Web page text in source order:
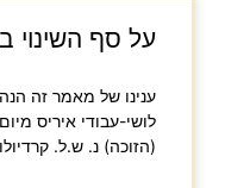
על סף השינוי
ענינו של מאמר זה
(הזוכה) נ. ש.ל.